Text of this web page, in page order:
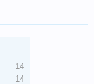
14
14